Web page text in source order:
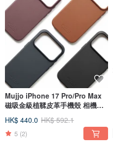
Mujjo iPhone 17 Pro/Pro Max
磁吸金級植鞣皮革手機殼 相機鍵
HK$ 440.0 HK$ 592.1
5 (2)